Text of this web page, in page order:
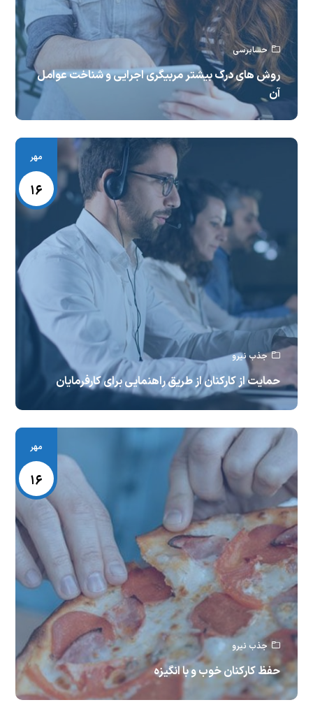
حسابرسی
روش های درک بیشتر مربیگری اجرایی و شناخت عوامل
آن
مهر
۱۶
جذب نیرو
حمایت از کارکنان از طریق راهنمایی برای کارفرمایان
مهر
۱۶
جذب نیرو
حفظ کارکنان خوب و با انگیزه